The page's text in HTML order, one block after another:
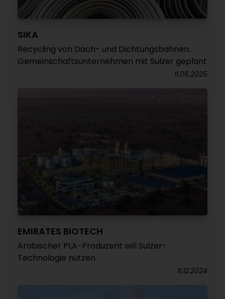
SIKA
Recycling von Dach- und Dichtungsbahnen:
Gemeinschaftsunternehmen mit Sulzer geplant
11.06.2025
EMIRATES BIOTECH
Arabischer PLA-Produzent will Sulzer-
Technologie nutzen
11.12.2024